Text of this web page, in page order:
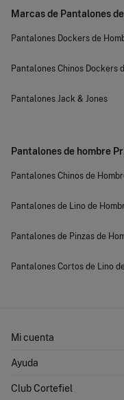
Marcas de Pantalones
Pantalones Dockers de
Pantalones Chinos Dockers
Pantalones Jack & Jones
Pantalones de hombre
Pantalones Chinos de
Pantalones de Lino de
Pantalones de Pinzas de
Pantalones Cortos de Lino de
Mi cuenta
Direcciones de envío
Ayuda
Club Cortefiel